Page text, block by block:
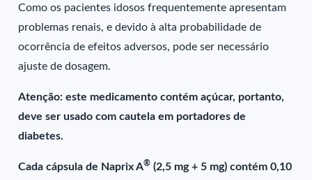
Como os pacientes idosos frequentemente apresentam
problemas renais, e devido à alta probabilidade de
ocorrência de efeitos adversos, pode ser necessário
ajuste de dosagem.
Atenção: este medicamento contém açúcar, portanto,
deve ser usado com cautela em portadores de
diabetes.
Cada cápsula de Naprix A® (2,5 mg + 5 mg) contém 0,10